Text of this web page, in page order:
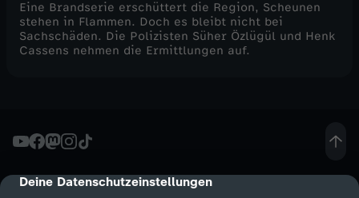
cmp-dialog-description
Deine Datenschutzeinstellungen
Eine Brandserie erschüttert die Region, Scheunen
stehen in Flammen. Doch es bleibt nicht bei
Sachschäden. Die Polizisten Süher Özlügül und Henk
Cassens nehmen die Ermittlungen auf.